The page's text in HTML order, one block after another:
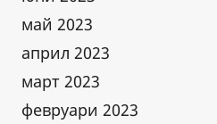
май 2023
април 2023
март 2023
февруари 2023